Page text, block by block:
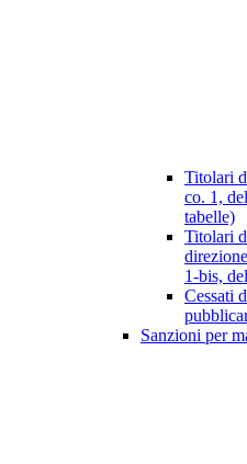
Titolari
co. 1,
tabelle)
Titolari
1-bis,
Cessati
Sanzioni per